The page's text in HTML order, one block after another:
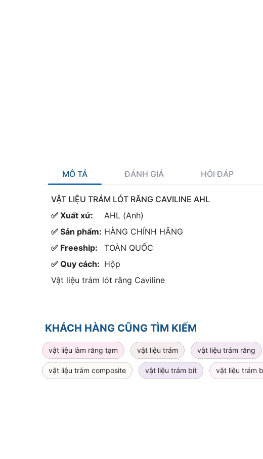
MÔ TẢ ĐÁNH GIÁ HỎI ĐÁP
VẬT LIỆU TRÁM LÓT RĂNG CAVILINE AHL
✅ Xuất xứ:
AHL (Anh)
✅ Sản phẩm: HÀNG CHÍNH HÃNG
✅ Freeship:
TOÀN QUỐC
✅ Quy cách: Hộp
Vật liệu trám lót răng Caviline
KHÁCH HÀNG CŨNG TÌM KIẾM
vật liệu làm răng tạm vật liệu trám vật liệu trám răng
vật liệu trám composite vật liệu trám bít vật liệu trám